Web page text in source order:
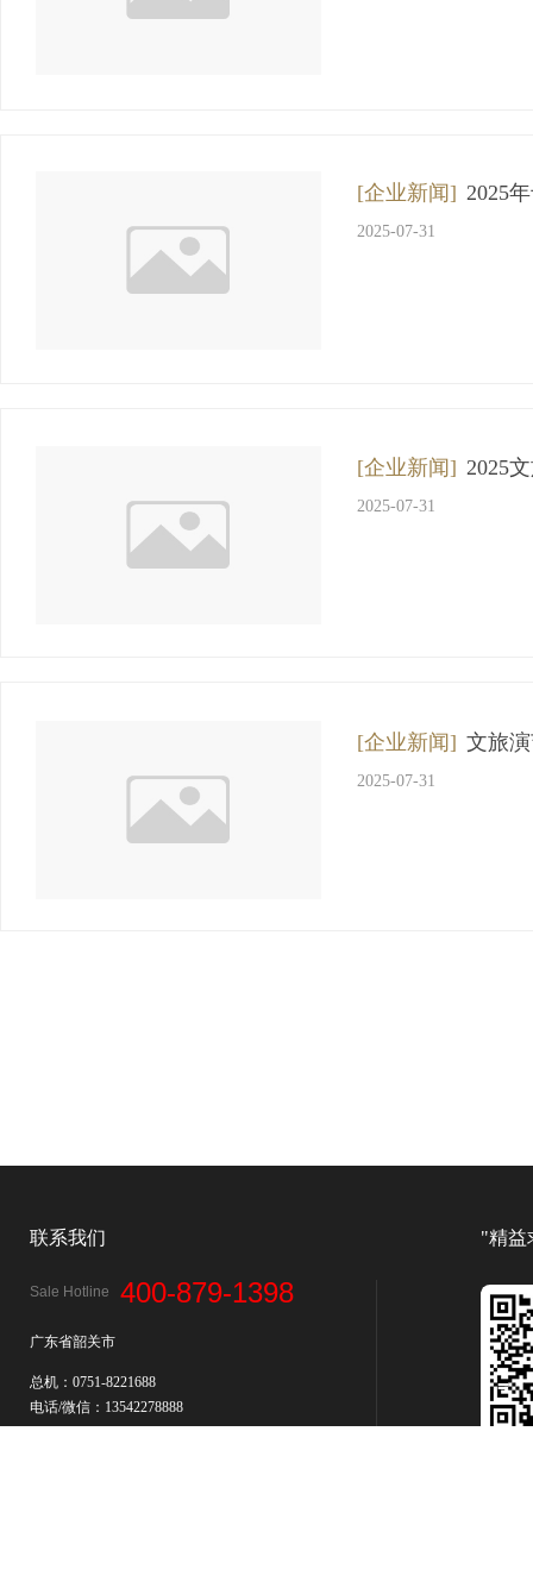
[企业新闻] 2025
2025-07-31
[企业新闻] 2025
2025-07-31
[企业新闻] 文旅
2025-07-31
联系我们 "精益
Sale Hotline
广东省韶关市
总机：0751-8221688
电话/微信：13542278888
400-879-1398